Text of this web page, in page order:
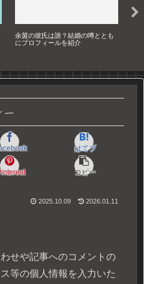
余茵の彼氏は誰？結婚の噂ととも
にプロフィールを紹介
はてブ
コピー
2025.10.09 2026.01.11
せや記事へのコメントの
等の個人情報を入力いた